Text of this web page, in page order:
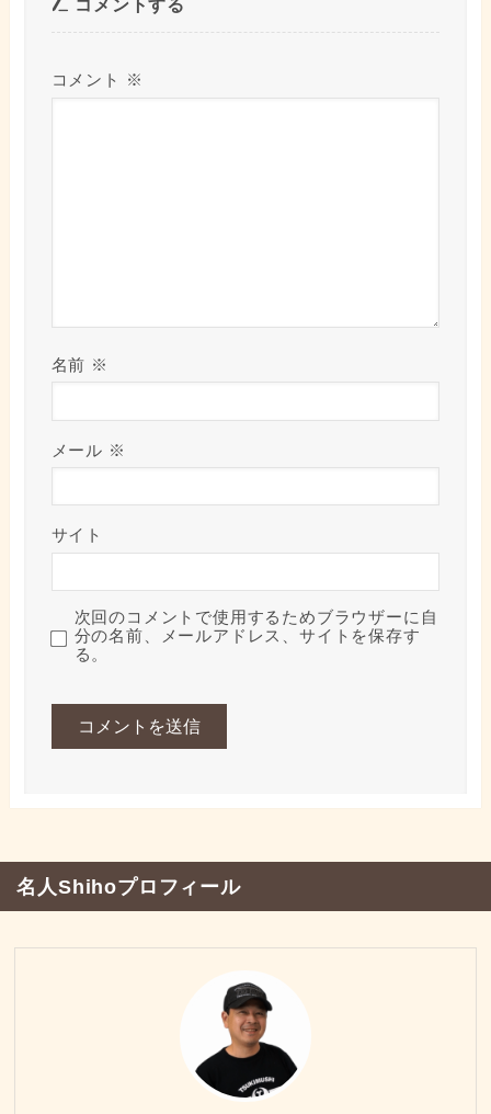
コメントする
コメント ※
名前 ※
メール ※
サイト
次回のコメントで使用するためブラウザーに自
分の名前、メールアドレス、サイトを保存す
る。
名人Shihoプロフィール